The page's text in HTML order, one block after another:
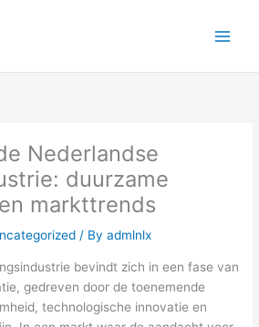
Nederlandse
duurzame
markttrends
/ Byadmlnlx
bevindt zich in een fase van
gedreven door de toenemende
technologische innovatie en